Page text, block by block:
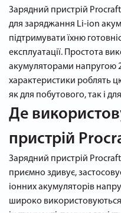
Зарядний пристрій
для заряджання Li-ion
підтримувати їхню
експлуатації. Простота
акумуляторами напругою
характеристики роблять
як для побутового, так і
Де
пристрій
Зарядний пристрій
приємно здивує,
іонних акумуляторів
широко